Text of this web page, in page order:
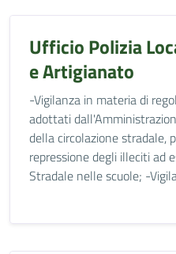
Ufficio Polizia
e Artigianato
-Vigilanza in materia di
adottati
della circolazione stradale,
repressione degli illeciti ad
Stradale nelle scuole; -